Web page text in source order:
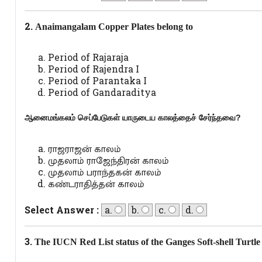
2.Anaimangalam Copper Plates belong to
Period of Rajaraja
Period of Rajendra I
Period of Parantaka I
Period of Gandaraditya
ஆனைமங்கலம் செப்பேடுகள் யாருடைய காலத்தைச் சேர்ந்தவை?
ராஜராஜன் காலம்
முதலாம் ராஜேந்திரன் காலம்
முதலாம் பராந்தகன் காலம்
கண்டராதித்தன் காலம்
Select Answer : a. b. c. d.
3.The IUCN Red List status of the Ganges Soft-shell Turtle